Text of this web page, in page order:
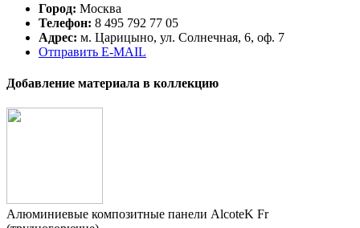
Город: Москва
Телефон: 8 495 792 77 05
Адрес: м. Царицыно, ул. Солнечная, 6, оф. 7
Отправить E-MAIL
Добавление материала в коллекцию
Алюминиевые композитные панели AlcoteK Fr